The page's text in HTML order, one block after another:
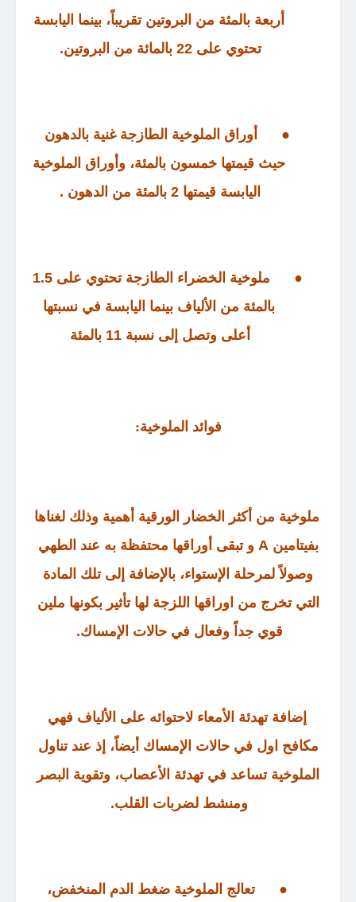
أربعة بالمئة من البروتين تقريباً، بينما اليابسة
تحتوي على22 بالمائة من البروتين.
●
أوراق الملوخية الطازجة غنية بالدهون
حيث قيمتها خمسون بالمئة، وأوراق الملوخية
اليابسة قيمتها 2 بالمئة من الدهون .
● ملوخية الخضراء الطازجة تحتوي على1.5
بالمئة من الألياف بينما اليابسة في نسبتها
أعلى وتصل إلى نسبة 11 بالمئة
فوائد الملوخية:
ملوخية من أكثر الخضار الورقية أهمية وذلك لغناها
بفيتامين A و تبقى أوراقها محتفظة به عند الطهي
وصولاً لمرحلة الإستواء، بالإضافة إلى تلك المادة
التي تخرج من اوراقها اللزجة لها تأثير بكونها ملين
قوي جداً وفعال في حالات الإمساك.
إضافة تهدئة الأمعاء لاحتوائه على الألياف فهي
مكافح اول في حالات الإمساك أيضاً، إذ عند تناول
الملوخية تساعد في تهدئة الأعصاب، وتقوية البصر
ومنشط لضربات القلب.
●
تعالج الملوخية ضغط الدم المنخفض،